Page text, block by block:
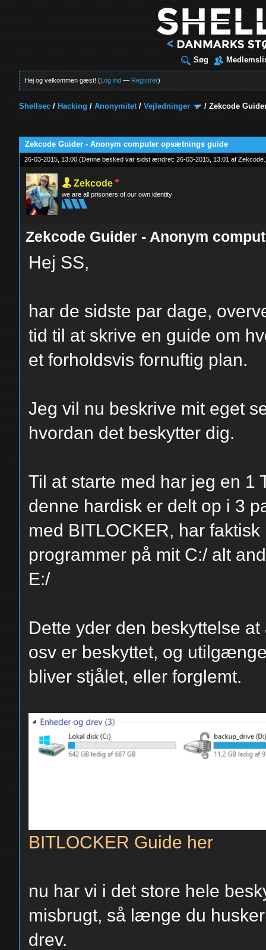
Søg
Hej og velkommen gæst! (Log ind — Registrer)
Shellsec / Hacking /Anonymitet/Vejledninger /Zekcode
Zekcode Guider - Anonym computer opsætnings guide
26-03-2015, 13:00(Denne besked var sidst ændret: 26-03-2015, 13:01 afZekcode .
Zekcode
we are all prisoners of our own identity
Zekcode Guider - Anonym
Hej SS,
har de sidste par dage,
tid til at skrive en guide om
et forholdsvis fornuftig plan.
Jeg vil nu beskrive mit eget
hvordan det beskytter dig.
Til at starte med har jeg en
denne hardisk er delt op i 3
med BITLOCKER, har
programmer på mit C:/ alt
E:/
Dette yder den beskyttelse
osv er beskyttet, og
bliver stjålet, eller forglemt.
BITLOCKER Guide her
nu har vi i det store hele
misbrugt, så længe du
drev.